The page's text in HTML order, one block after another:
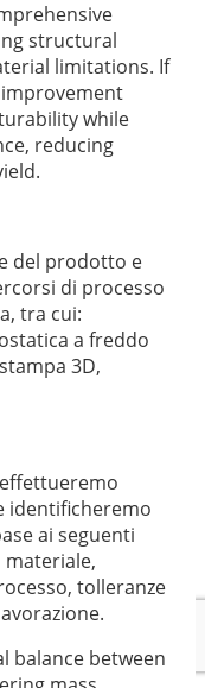
structural
limitations. If
while
reducing
del prodotto e
di processo
tra cui:
a freddo
3D,
identificheremo
ai seguenti
materiale,
tolleranze
balance between